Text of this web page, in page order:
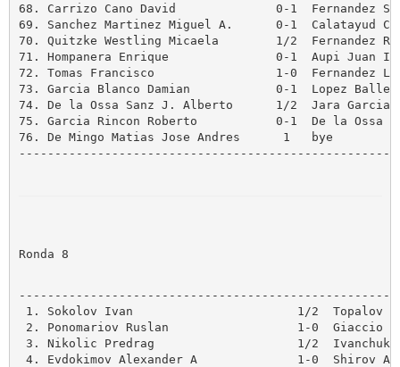
68. Carrizo Cano David              0-1  Fernandez
69. Sanchez Martinez Miguel A.      0-1  Calatayud
70. Quitzke Westling Micaela        1/2  Fernandez
71. Hompanera Enrique               0-1  Aupi Juan
72. Tomas Francisco                 1-0  Fernandez
73. Garcia Blanco Damian            0-1  Lopez
74. De la Ossa Sanz J. Alberto      1/2  Jara Garcia
75. Garcia Rincon Roberto           0-1  De la Ossa
76. De Mingo Matias Jose Andres      1   bye
Ronda 8
1. Sokolov Ivan                       1/2  Topalov
2. Ponomariov Ruslan                  1-0  Giaccio
3. Nikolic Predrag                    1/2  Ivanchuk
4. Evdokimov Alexander A              1-0  Shirov